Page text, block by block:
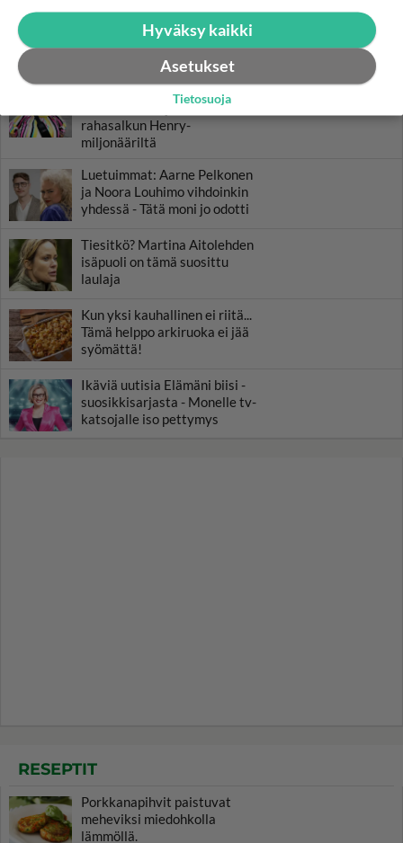
LUETUIMMAT
Muistatko? Kädestä suuhun
elävä Satu sai jättimäisen
rahasalkun Henry-
miljonääriltä
Luetuimmat: Aarne Pelkonen
ja Noora Louhimo vihdoinkin
yhdessä - Tätä moni jo odotti
Tiesitkö? Martina Aitolehden
isäpuoli on tämä suosittu
laulaja
Kun yksi kauhallinen ei riitä...
Tämä helppo arkiruoka ei jää
syömättä!
Ikäviä uutisia Elämäni biisi -
suosikkisarjasta - Monelle tv-
katsojalle iso pettymys
RESEPTIT
Porkkanapihvit paistuvat
meheviksi miedohkolla
lämmöllä.
Hyväksy kaikki
Asetukset
Tietosuoja